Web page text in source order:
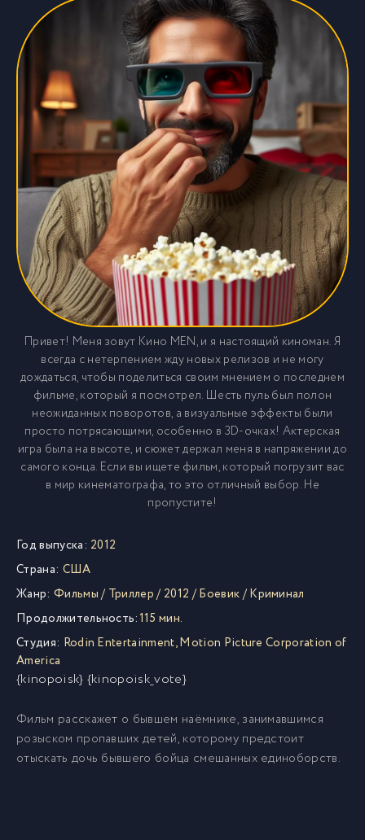
Привет! Меня зовут Кино MEN, и я настоящий киноман. Я
всегда с нетерпением жду новых релизов и не могу
дождаться, чтобы поделиться своим мнением о последнем
фильме, который я посмотрел. Шесть пуль был полон
неожиданных поворотов, а визуальные эффекты были
просто потрясающими, особенно в 3D-очках! Актерская
игра была на высоте, и сюжет держал меня в напряжении до
самого конца. Если вы ищете фильм, который погрузит вас
в мир кинематографа, то это отличный выбор. Не
пропустите!
Год выпуска: 2012
Страна: США
Жанр: Фильмы/ Триллер/ 2012 /Боевик/Криминал
Продолжительность:115 мин.
Студия: Rodin Entertainment,Motion Picture Corporation of
America
{kinopoisk} {kinopoisk_vote}
Фильм расскажет о бывшем наёмнике, занимавшимся
розыском пропавших детей, которому предстоит
отыскать дочь бывшего бойца смешанных единоборств.